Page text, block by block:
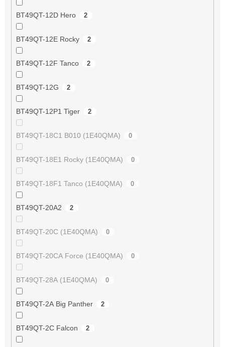
BT49QT-12D Hero 2
BT49QT-12E Rocky 2
BT49QT-12F Tanco 2
BT49QT-12G 2
BT49QT-12P1 Tiger 2
BT49QT-18C1 B010 (1E40QMA) 0
BT49QT-18E1 Rocky (1E40QMA) 0
BT49QT-18F1 Tanco (1E40QMA) 0
BT49QT-20A2 2
BT49QT-20C (1E40QMA) 0
BT49QT-20CA Force (1E40QMA) 0
BT49QT-28A (1E40QMA) 0
BT49QT-2A Big Panther 2
BT49QT-2C Falcon 2